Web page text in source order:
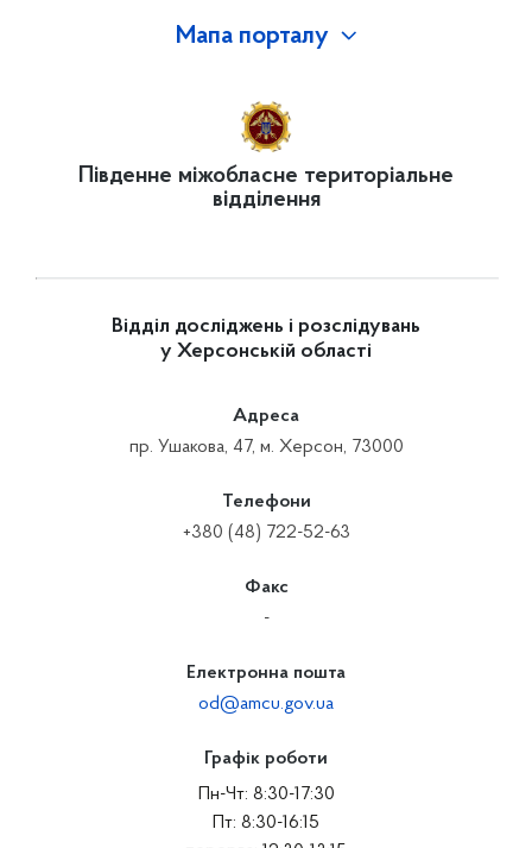
Мапа порталу
Південне міжобласне територіальне
відділення
Відділ досліджень і розслідувань
у Херсонській області
Адреса
пр. Ушакова, 47, м. Херсон, 73000
Телефони
+380 (48) 722-52-63
Факс
-
Електронна пошта
od@amcu.gov.ua
Графік роботи
Пн-Чт: 8:30-17:30
Пт: 8:30-16:15